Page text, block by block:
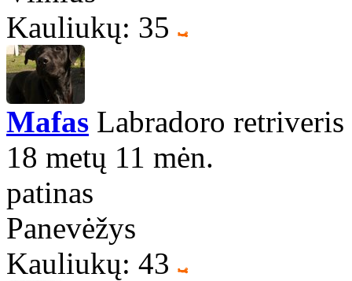
Kauliukų: 35
Mafas Labradoro retriveris
18 metų 11 mėn.
patinas
Panevėžys
Kauliukų: 43